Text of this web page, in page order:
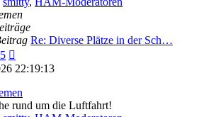
Re: Diverse Plätze in der Sch…
Beitrag
22:19:13
rund um die Luftfahrt!